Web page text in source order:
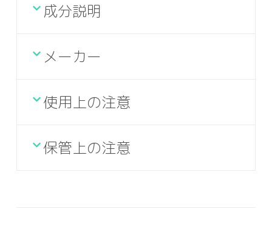
成分説明
メーカー
使用上の注意
保管上の注意